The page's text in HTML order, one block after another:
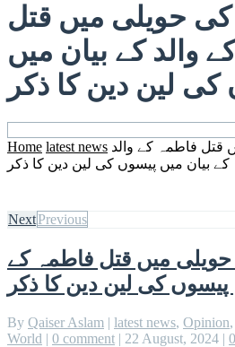
کی حویلی میں قتل
والد کے بیان میں
لین دین کا ذکر
Home latest news قتل فاطمہ کے والد
کے بیان میں پیسوں کی لین دین کا ذکر
NextPrevious
حویلی میں قتل فاطمہ کے
پیسوں کی لین دین کا ذکر
By Qaiser Aslam | latest news, Opinion,
World | 0 comment | 22 August, 2024 | 0